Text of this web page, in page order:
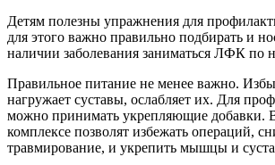
Детям полезны упражнения для
для этого важно правильно подбирать и
наличии заболевания заниматься ЛФК по
Правильное питание не менее важно.
нагружает суставы, ослабляет их. Для
можно принимать укрепляющие добавки.
комплексе позволят избежать операций,
травмирование, и укрепить мышцы и